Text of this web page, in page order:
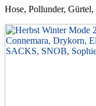
Hose, Pollunder,